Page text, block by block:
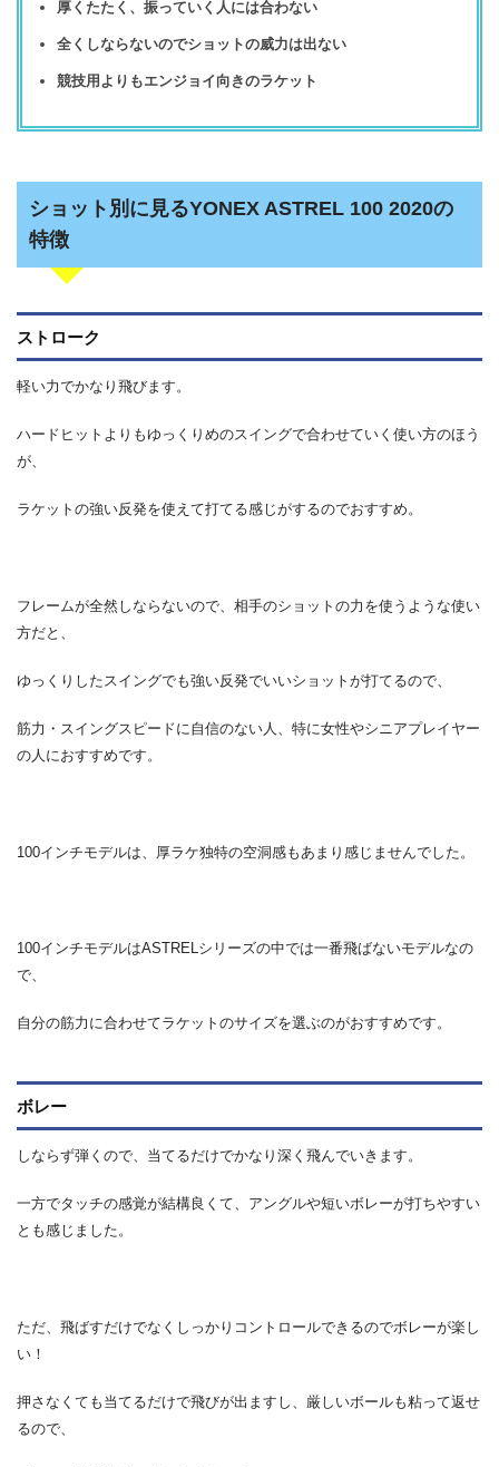
厚くたたく、振っていく人には合わない
全くしならないのでショットの威力は出ない
競技用よりもエンジョイ向きのラケット
ショット別に見るYONEX ASTREL 100 2020の
特徴
ストローク
軽い力でかなり飛びます。
ハードヒットよりもゆっくりめのスイングで合わせていく使い方のほう
が、
ラケットの強い反発を使えて打てる感じがするのでおすすめ。
フレームが全然しならないので、相手のショットの力を使うような使い
方だと、
ゆっくりしたスイングでも強い反発でいいショットが打てるので、
筋力・スイングスピードに自信のない人、特に女性やシニアプレイヤー
の人におすすめです。
100インチモデルは、厚ラケ独特の空洞感もあまり感じませんでした。
100インチモデルはASTRELシリーズの中では一番飛ばないモデルなの
で、
自分の筋力に合わせてラケットのサイズを選ぶのがおすすめです。
ボレー
しならず弾くので、当てるだけでかなり深く飛んでいきます。
一方でタッチの感覚が結構良くて、アングルや短いボレーが打ちやすい
とも感じました。
ただ、飛ばすだけでなくしっかりコントロールできるのでボレーが楽し
い！
押さなくても当てるだけで飛びが出ますし、厳しいボールも粘って返せ
るので、